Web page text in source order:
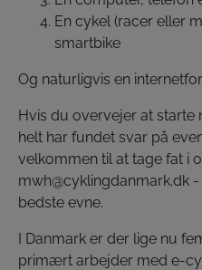
En cykel (racer eller
smartbike
Og naturligvis en
Hvis du overvejer at starte
helt har fundet svar på
velkommen til at tage fat i
mwh@cyklingdanmark.dk
bedste evne.
I Danmark er der lige nu
primært arbejder med e-